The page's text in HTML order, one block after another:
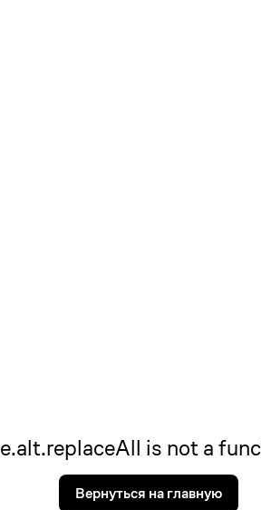
e.alt.replaceAll is not a
Вернуться на главную